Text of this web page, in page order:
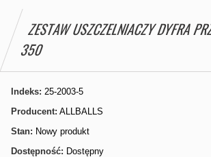
ZESTAW USZCZELNIACZY DYFRA
350
Indeks: 25-2003-5
Producent: ALLBALLS
Stan: Nowy produkt
Dostępność: Dostępny